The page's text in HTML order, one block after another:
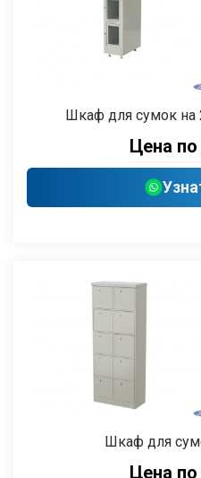
Шкаф для сумок на
Цена по
Шкаф для
Цена по